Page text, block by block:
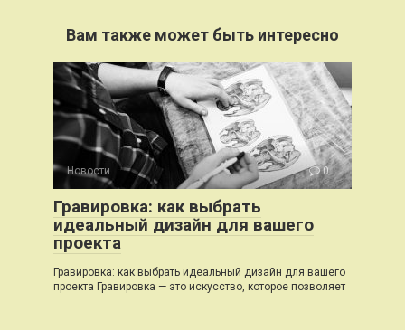
Вам также может быть интересно
Новости 0
Гравировка: как выбрать
идеальный дизайн для вашего
проекта
Гравировка: как выбрать идеальный дизайн для вашего
проекта Гравировка — это искусство, которое позволяет